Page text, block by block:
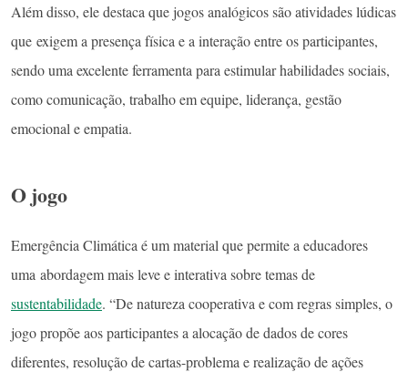
Além disso, ele destaca que jogos analógicos são atividades lúdicas
que exigem a presença física e a interação entre os participantes,
sendo uma excelente ferramenta para estimular habilidades sociais,
como comunicação, trabalho em equipe, liderança, gestão
emocional e empatia.
O jogo
Emergência Climática é um material que permite a educadores
uma abordagem mais leve e interativa sobre temas de
sustentabilidade. “De natureza cooperativa e com regras simples, o
jogo propõe aos participantes a alocação de dados de cores
diferentes, resolução de cartas-problema e realização de ações